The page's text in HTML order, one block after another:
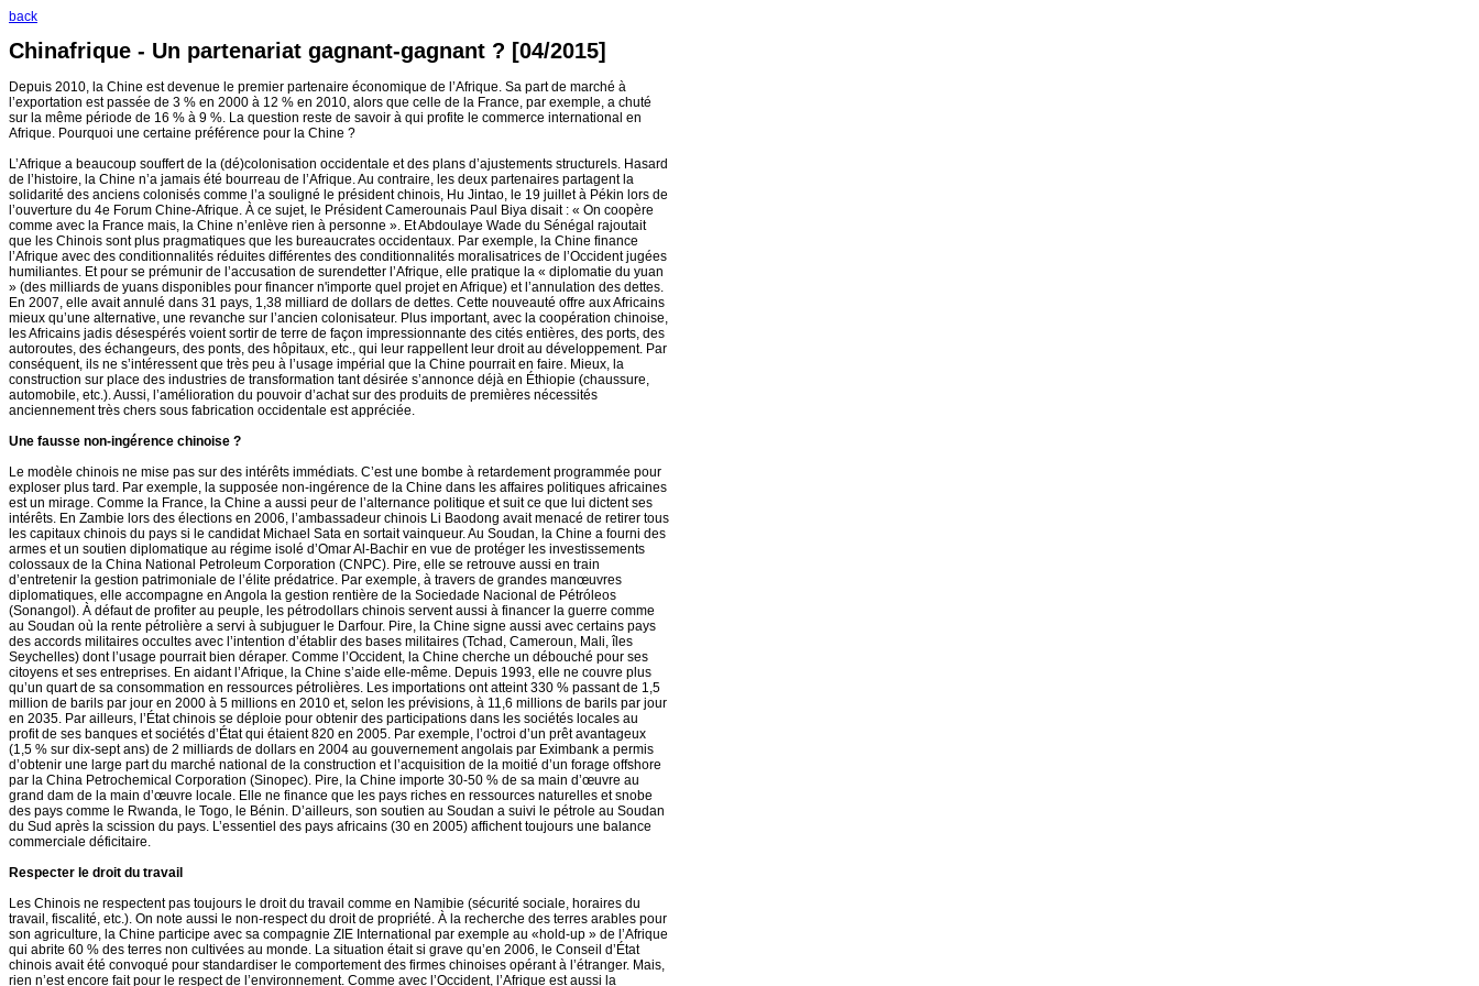
back
Chinafrique - Un partenariat gagnant-gagnant ? [04/2015]
Depuis 2010, la Chine est devenue le premier partenaire économique de l’Afrique. Sa part de marché à
l’exportation est passée de 3 % en 2000 à 12 % en 2010, alors que celle de la France, par exemple, a chuté
sur la même période de 16 % à 9 %. La question reste de savoir à qui profite le commerce international en
Afrique. Pourquoi une certaine préférence pour la Chine ?
L’Afrique a beaucoup souffert de la (dé)colonisation occidentale et des plans d’ajustements structurels. Hasard
de l’histoire, la Chine n’a jamais été bourreau de l’Afrique. Au contraire, les deux partenaires partagent la
solidarité des anciens colonisés comme l’a souligné le président chinois, Hu Jintao, le 19 juillet à Pékin lors de
l’ouverture du 4e Forum Chine-Afrique. À ce sujet, le Président Camerounais Paul Biya disait : « On coopère
comme avec la France mais, la Chine n’enlève rien à personne ». Et Abdoulaye Wade du Sénégal rajoutait
que les Chinois sont plus pragmatiques que les bureaucrates occidentaux. Par exemple, la Chine finance
l’Afrique avec des conditionnalités réduites différentes des conditionnalités moralisatrices de l’Occident jugées
humiliantes. Et pour se prémunir de l’accusation de surendetter l’Afrique, elle pratique la « diplomatie du yuan
» (des milliards de yuans disponibles pour financer n'importe quel projet en Afrique) et l’annulation des dettes.
En 2007, elle avait annulé dans 31 pays, 1,38 milliard de dollars de dettes. Cette nouveauté offre aux Africains
mieux qu’une alternative, une revanche sur l’ancien colonisateur. Plus important, avec la coopération chinoise,
les Africains jadis désespérés voient sortir de terre de façon impressionnante des cités entières, des ports, des
autoroutes, des échangeurs, des ponts, des hôpitaux, etc., qui leur rappellent leur droit au développement. Par
conséquent, ils ne s’intéressent que très peu à l’usage impérial que la Chine pourrait en faire. Mieux, la
construction sur place des industries de transformation tant désirée s’annonce déjà en Éthiopie (chaussure,
automobile, etc.). Aussi, l’amélioration du pouvoir d’achat sur des produits de premières nécessités
anciennement très chers sous fabrication occidentale est appréciée.
Une fausse non-ingérence chinoise ?
Le modèle chinois ne mise pas sur des intérêts immédiats. C’est une bombe à retardement programmée pour
exploser plus tard. Par exemple, la supposée non-ingérence de la Chine dans les affaires politiques africaines
est un mirage. Comme la France, la Chine a aussi peur de l’alternance politique et suit ce que lui dictent ses
intérêts. En Zambie lors des élections en 2006, l’ambassadeur chinois Li Baodong avait menacé de retirer tous
les capitaux chinois du pays si le candidat Michael Sata en sortait vainqueur. Au Soudan, la Chine a fourni des
armes et un soutien diplomatique au régime isolé d’Omar Al-Bachir en vue de protéger les investissements
colossaux de la China National Petroleum Corporation (CNPC). Pire, elle se retrouve aussi en train
d’entretenir la gestion patrimoniale de l’élite prédatrice. Par exemple, à travers de grandes manœuvres
diplomatiques, elle accompagne en Angola la gestion rentière de la Sociedade Nacional de Pétróleos
(Sonangol). À défaut de profiter au peuple, les pétrodollars chinois servent aussi à financer la guerre comme
au Soudan où la rente pétrolière a servi à subjuguer le Darfour. Pire, la Chine signe aussi avec certains pays
des accords militaires occultes avec l’intention d’établir des bases militaires (Tchad, Cameroun, Mali, îles
Seychelles) dont l’usage pourrait bien déraper. Comme l’Occident, la Chine cherche un débouché pour ses
citoyens et ses entreprises. En aidant l’Afrique, la Chine s’aide elle-même. Depuis 1993, elle ne couvre plus
qu’un quart de sa consommation en ressources pétrolières. Les importations ont atteint 330 % passant de 1,5
million de barils par jour en 2000 à 5 millions en 2010 et, selon les prévisions, à 11,6 millions de barils par jour
en 2035. Par ailleurs, l’État chinois se déploie pour obtenir des participations dans les sociétés locales au
profit de ses banques et sociétés d’État qui étaient 820 en 2005. Par exemple, l’octroi d’un prêt avantageux
(1,5 % sur dix-sept ans) de 2 milliards de dollars en 2004 au gouvernement angolais par Eximbank a permis
d’obtenir une large part du marché national de la construction et l’acquisition de la moitié d’un forage offshore
par la China Petrochemical Corporation (Sinopec). Pire, la Chine importe 30-50 % de sa main d’œuvre au
grand dam de la main d’œuvre locale. Elle ne finance que les pays riches en ressources naturelles et snobe
des pays comme le Rwanda, le Togo, le Bénin. D’ailleurs, son soutien au Soudan a suivi le pétrole au Soudan
du Sud après la scission du pays. L’essentiel des pays africains (30 en 2005) affichent toujours une balance
commerciale déficitaire.
Respecter le droit du travail
Les Chinois ne respectent pas toujours le droit du travail comme en Namibie (sécurité sociale, horaires du
travail, fiscalité, etc.). On note aussi le non-respect du droit de propriété. À la recherche des terres arables pour
son agriculture, la Chine participe avec sa compagnie ZIE International par exemple au «hold-up » de l’Afrique
qui abrite 60 % des terres non cultivées au monde. La situation était si grave qu’en 2006, le Conseil d’État
chinois avait été convoqué pour standardiser le comportement des firmes chinoises opérant à l’étranger. Mais,
rien n’est encore fait pour le respect de l’environnement. Comme avec l’Occident, l’Afrique est aussi la